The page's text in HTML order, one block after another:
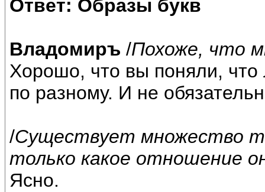
Ответ: Образы букв
Владомиръ /Похоже, что
Хорошо, что вы поняли,
по разному. И не
/Существует множество
только какое отношение
Ясно.